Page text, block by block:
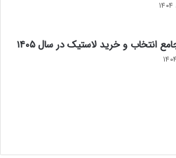
انتخاب و خرید لاستیک در سال ۱۴۰۵